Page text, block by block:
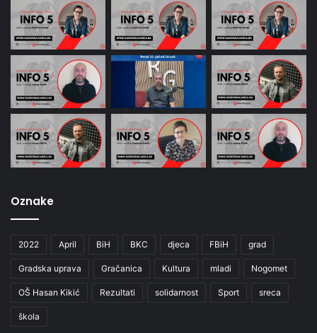
Oznake
2022 April BiH BKC djeca FBiH grad
Gradska uprava Gračanica Kultura mladi Nogomet
OŠ Hasan Kikić Rezultati solidarnost Sport sreca
škola